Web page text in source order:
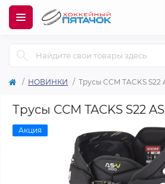
НОВИНКИ Трусы CCM TACKS S22
Трусы CCM TACKS S22
Акция